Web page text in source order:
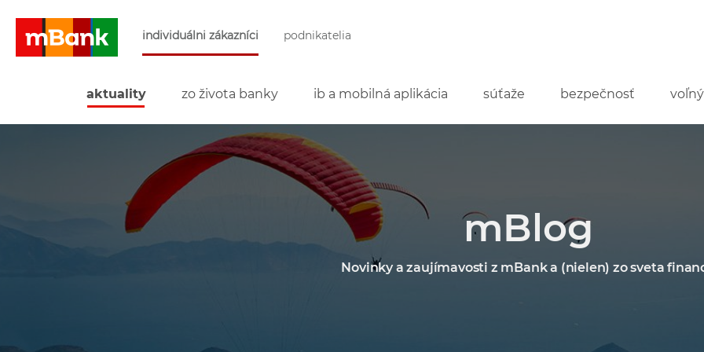
individuálni zákazníci podnikatelia
aktuality zo života banky ib a mobilná aplikácia súťaže bezpečnosť
mBlog
Novinky a zaujímavosti z mBank a (nielen) zo sveta